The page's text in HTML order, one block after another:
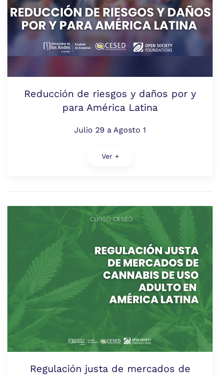
Reducción de riesgos y daños por y
para América Latina
Julio 29 a Agosto 1
Ver +
Regulación justa de mercados de